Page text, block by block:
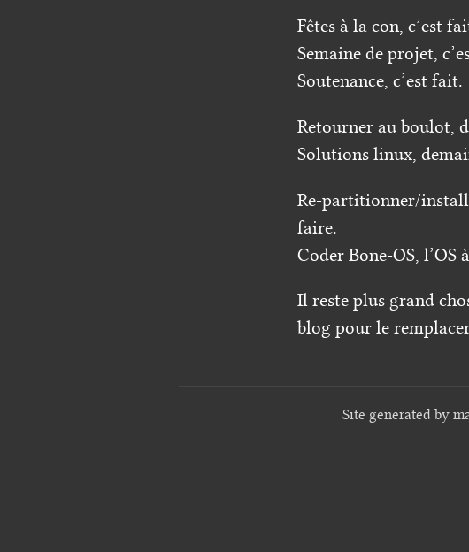
Fêtes à la con, c’est
Semaine de projet,
Soutenance, c’est fait.
Retourner au boulot,
Solutions linux,
Re-partitionner/
faire.
Coder Bone-OS, l’OS
Il reste plus grand
blog pour le
Site generated by